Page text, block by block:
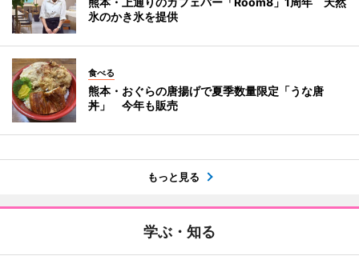
氷のかき氷を提供
食べる
熊本・おぐらの唐揚げで夏季数量限定「うな唐
丼」 今年も販売
もっと見る
学ぶ・知る